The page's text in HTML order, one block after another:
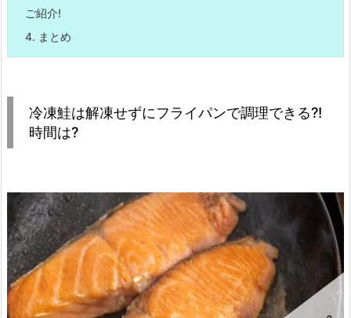
ご紹介!
4. まとめ
冷凍鮭は解凍せずにフライパンで調理できる?!
時間は?